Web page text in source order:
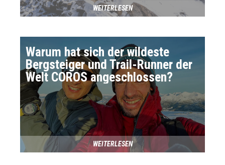
WEITERLESEN
Warum hat sich der wildeste
Bergsteiger und Trail-Runner der
Welt COROS angeschlossen?
WEITERLESEN